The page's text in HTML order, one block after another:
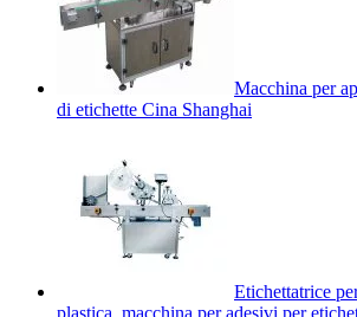
Macchina per
di etichette Cina Shanghai
Etichettatrice